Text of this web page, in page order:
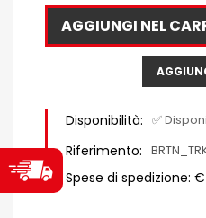
AGGIUNGI NEL
Disponibilità: ✅
Riferimento:
Spese di spedizione: €